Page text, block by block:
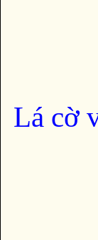
Lá cờ